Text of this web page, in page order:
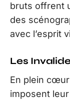
bruts offrent
des
avec l’esprit
Les
En plein
imposent